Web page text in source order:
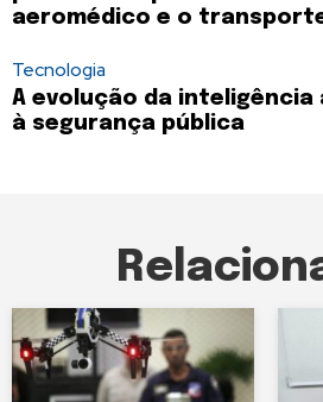
aeromédico e o
Tecnologia
A evolução da
à segurança pública